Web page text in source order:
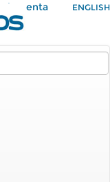
Mi Cuenta ENGLISH